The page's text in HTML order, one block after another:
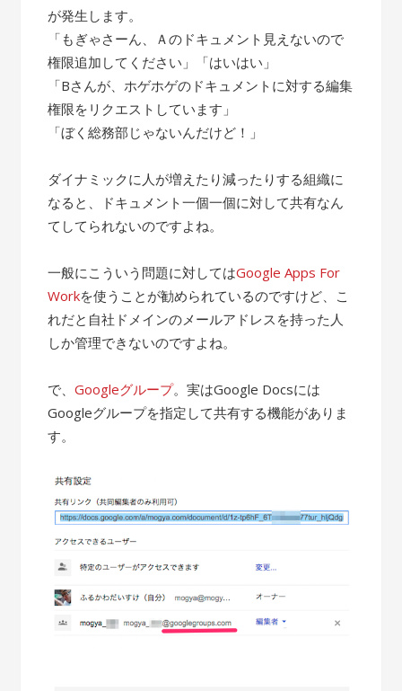
が発生します。
「もぎゃさーん、Ａのドキュメント見えないので
権限追加してください」「はいはい」
「Bさんが、ホゲホゲのドキュメントに対する編集
権限をリクエストしています」
「ぼく総務部じゃないんだけど！」
ダイナミックに人が増えたり減ったりする組織に
なると、ドキュメント一個一個に対して共有なん
てしてられないのですよね。
一般にこういう問題に対してはGoogle Apps For
Workを使うことが勧められているのですけど、こ
れだと自社ドメインのメールアドレスを持った人
しか管理できないのですよね。
で、Googleグループ。実はGoogle Docsには
Googleグループを指定して共有する機能がありま
す。